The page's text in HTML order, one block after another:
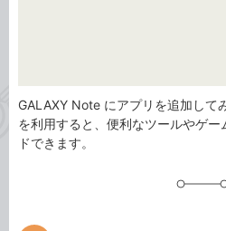
GALAXY Note にアプリを追加して
を利用すると、便利なツールやゲ
ドできます。